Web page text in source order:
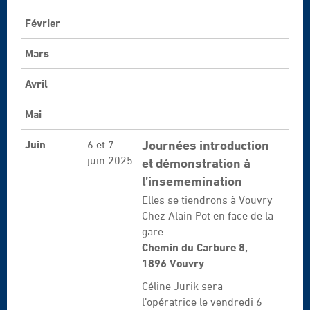
Février
Mars
Avril
Mai
Juin
6 et 7
juin 2025
Journées introduction
et démonstration à
l’insememination
Elles se tiendrons à Vouvry
Chez Alain Pot en face de la
gare
Chemin du Carbure 8,
1896 Vouvry
Céline Jurik sera
l’opératrice le vendredi 6